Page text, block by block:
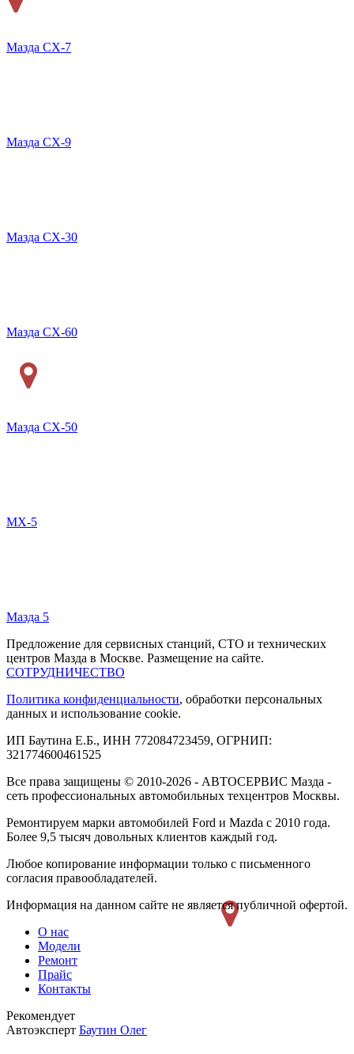
Мазда CX-7
Мазда СХ-9
Мазда CX-30
Мазда СХ-60
Мазда СХ-50
MX-5
Мазда 5
Предложение для сервисных станций, СТО и технических
центров Мазда в Москве. Размещение на сайте.
СОТРУДНИЧЕСТВО
Политика конфиденциальности, обработки персональных
данных и использование cookie.
ИП Баутина Е.Б., ИНН 772084723459, ОГРНИП:
321774600461525
Все права защищены © 2010-2026 - АВТОСЕРВИС Мазда -
сеть профессиональных автомобильных техцентров Москвы.
Ремонтируем марки автомобилей Ford и Mazda с 2010 года.
Более 9,5 тысяч довольных клиентов каждый год.
Любое копирование информации только с письменного
согласия правообладателей.
Информация на данном сайте не является публичной офертой.
О нас
Модели
Ремонт
Прайс
Контакты
Рекомендует
Автоэксперт Баутин Олег